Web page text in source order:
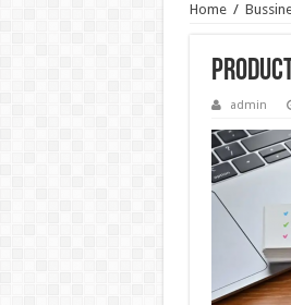
Home /
admin